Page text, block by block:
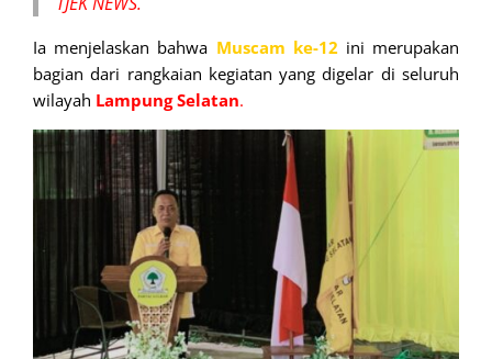
Ia menjelaskan bahwa Muscam ke-12 ini merupakan
bagian dari rangkaian kegiatan yang digelar di seluruh
wilayah Lampung Selatan.